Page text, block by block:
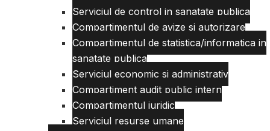
Serviciul de control in sanatate publica
Compartimentul de avize si autorizare
Compartimentul de statistica/informatica in
sanatate publica
Serviciul economic si administrativ
Compartiment audit public intern
Compartimentul juridic
Serviciul resurse umane